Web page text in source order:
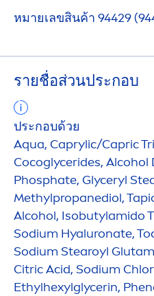
หมายเลขสินค้า 94429
รายชื่อส่วนประกอบ
ประกอบด้วย
Aqua, Caprylic/Capric
Cocoglycerides, Alcohol
Phosphate, Glyceryl
Methylpropanediol,
Alcohol, Isobutylamido
Sodium Hyaluronate,
Sodium Stearoyl
Citric Acid, Sodium
Ethylhexylglycerin,